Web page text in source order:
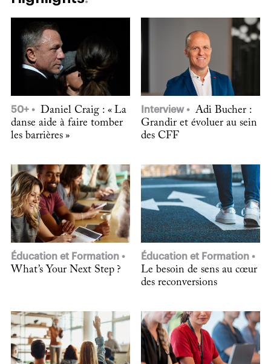
50+
Daniel Craig : « La
danse aide à faire tomber
les barrières »
Interview
Adi Bucher :
Grandir et évoluer au sein
des CFF
Éducation et Formation
What’s Your Next Step ?
Éducation et Formation
Le besoin de sens au cœur
des reconversions